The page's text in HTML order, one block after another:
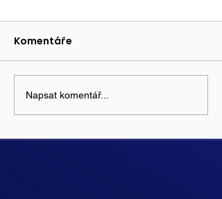
Komentáře
Napsat komentář...